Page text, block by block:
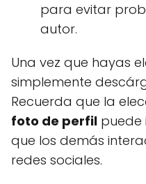
para evitar
autor.
Una vez que hayas
simplemente
Recuerda que la
foto de perfil
que los demás
redes sociales.